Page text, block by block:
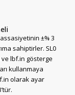
±% 3
sahiptirler. SL0
lbf.in gösterge
kullanmaya
olarak ayar